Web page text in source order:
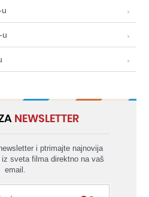
u
NEWSLETTER
i ptrimajte najnovija
sveta filma direktno na vaš
email.